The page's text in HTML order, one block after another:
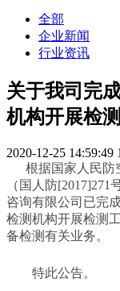
全部
企业新闻
行业资讯
关于我司完
机构开展检
2020-12-25 14:59:49
根据国家人民防
（国人防
咨询有限公司已完
检测机构开展检测
备检测有关业务。
特此公告。